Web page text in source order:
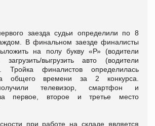
заезда судьи определили по 8
В финальном заезде финалисты
на полу букву «Р» (водители
выгрузить авто (водители
Тройка финалистов определилась
общего времени за 2 конкурса.
телевизор, смартфон и
за первое, второе и третье место
при работе на складе является